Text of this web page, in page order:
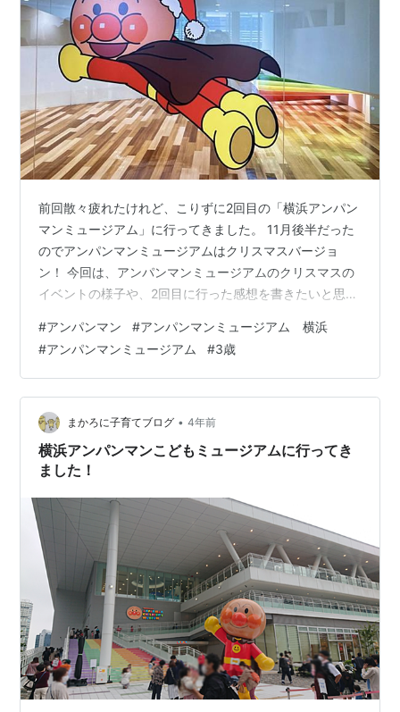
前回散々疲れたけれど、こりずに2回目の「横浜アンパン
マンミュージアム」に行ってきました。 11月後半だった
のでアンパンマンミュージアムはクリスマスバージョ
ン！ 今回は、アンパンマンミュージアムのクリスマスの
イベントの様子や、2回目に行った感想を書きたいと思い
ました。 ▶ 横浜観光＆横浜ベイホテル東急宿泊の感想 ▶
前回の横浜アンパンマンミュージアム正直レポ 2回目
「横浜アンパンマンこどもミュージアム」の混み具合 2
回目「横浜アンパンマンこどもミュージアム」予定スケ
ジュール クリスマスの「横浜アンパンマンこどもミュー
ジアム」3階を満喫！ 朝イチ…
#アンパンマン #アンパンマンミュージアム 横浜
#アンパンマンミュージアム #3歳
まかろに子育てブログ • 4年前
横浜アンパンマンこどもミュージアムに行ってき
ました！